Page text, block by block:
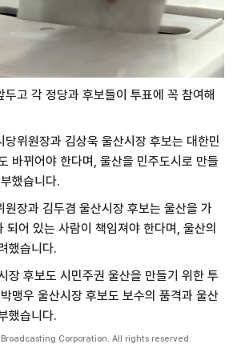
고 각 정당과 후보들이 투표에 꼭 참여해
당위원장과 김상욱 울산시장 후보는 대한민
바뀌어야 한다며, 울산을 민주도시로 만들
했습니다.
원장과 김두겸 울산시장 후보는 울산을 가
되어 있는 사람이 책임져야 한다며, 울산의
했습니다.
장 후보도 시민주권 울산을 만들기 위한 투
맹우 울산시장 후보도 보수의 품격과 울산
했습니다.
Corporation. All rights reserved.